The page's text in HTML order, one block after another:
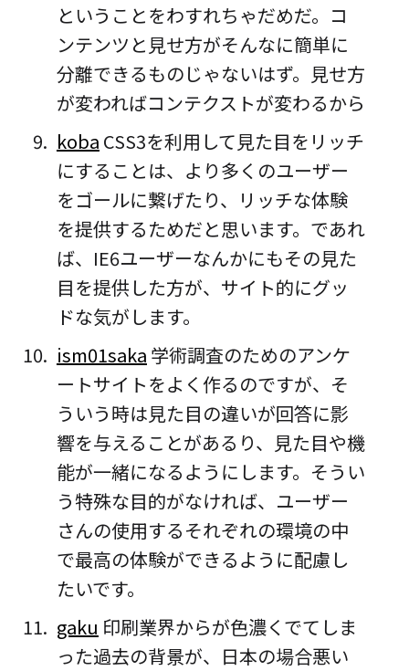
ということをわすれちゃだめだ。コ
ンテンツと見せ方がそんなに簡単に
分離できるものじゃないはず。見せ方
が変わればコンテクストが変わるから
koba CSS3を利用して見た目をリッチ
にすることは、より多くのユーザー
をゴールに繋げたり、リッチな体験
を提供するためだと思います。であれ
ば、IE6ユーザーなんかにもその見た
目を提供した方が、サイト的にグッ
ドな気がします。
ism01saka 学術調査のためのアンケ
ートサイトをよく作るのですが、そ
ういう時は見た目の違いが回答に影
響を与えることがあるり、見た目や機
能が一緒になるようにします。そうい
う特殊な目的がなければ、ユーザー
さんの使用するそれぞれの環境の中
で最高の体験ができるように配慮し
たいです。
gaku 印刷業界からが色濃くでてしま
った過去の背景が、日本の場合悪い